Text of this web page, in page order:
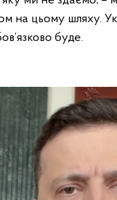
на цьому шляху.
буде.